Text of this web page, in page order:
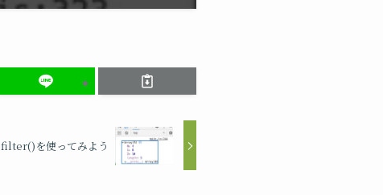
filter()を使ってみよう